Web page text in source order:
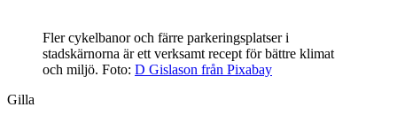
Fler cykelbanor och färre parkeringsplatser i
stadskärnorna är ett verksamt recept för bättre klimat
och miljö. Foto: D Gislason från Pixabay
Gilla